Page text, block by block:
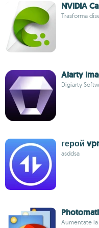
NVIDIA
Trasforma
Aiarty
Digiarty
герой
asddsa
Aumentate